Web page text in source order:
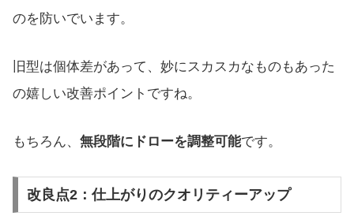
のを防いでいます。
旧型は個体差があって、妙にスカスカなものもあった
の嬉しい改善ポイントですね。
もちろん、 無段階にドローを調整可能です。
改良点2：仕上がりのクオリティーアップ